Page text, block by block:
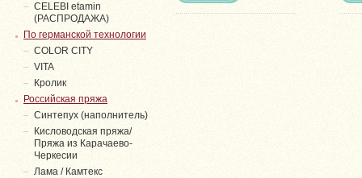
СELEBI etamin
(РАСПРОДАЖА)
По германской технологии
COLOR CITY
VITA
Кролик
Российская пряжа
Синтепух (наполнитель)
Кисловодская пряжа/
Пряжа из Карачаево-
Черкесии
Лама / Камтекс